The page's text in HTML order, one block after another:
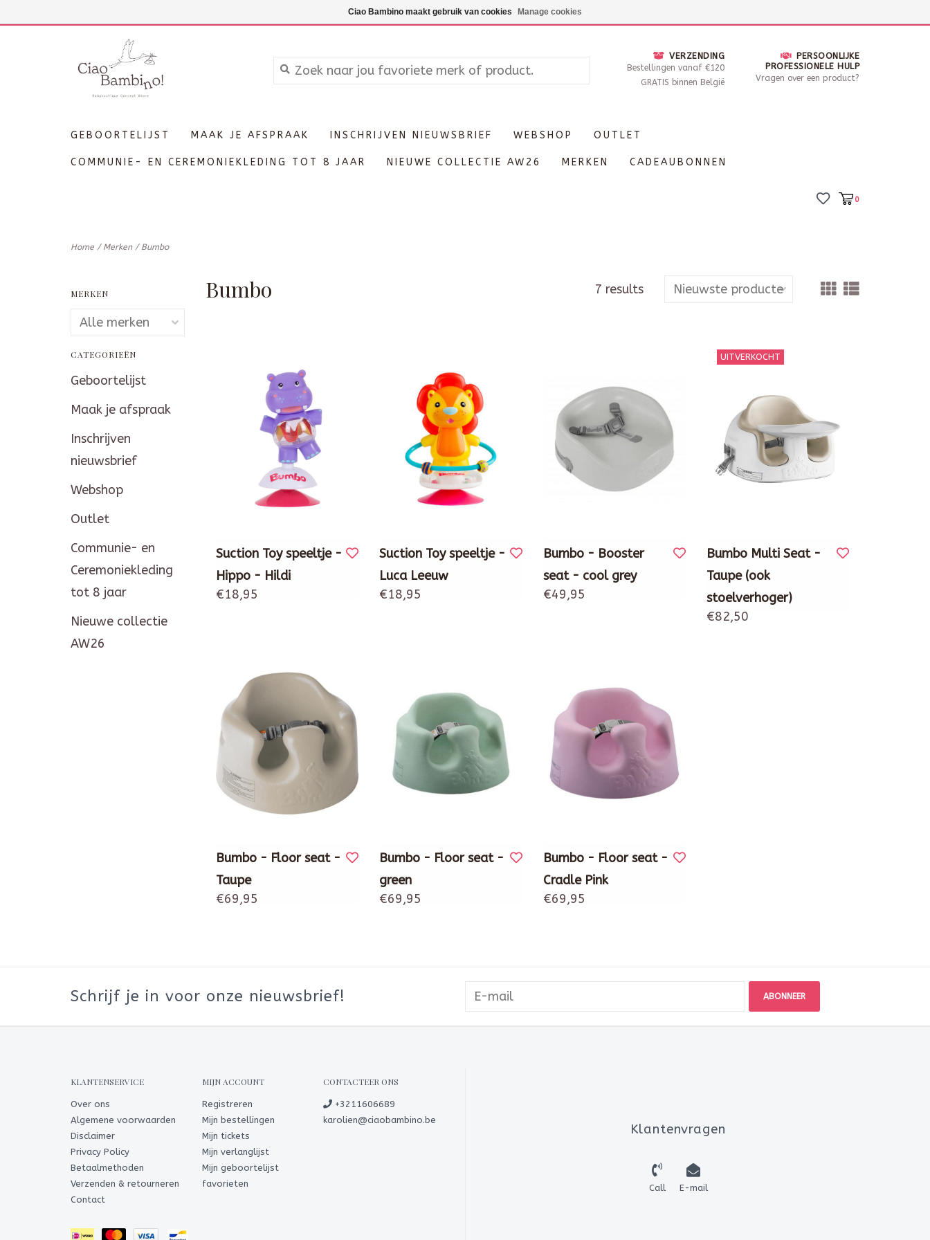
Maandag enkel op afspraak, Dinsdag - Zaterdag open van 10 - 17u30
VERZENDING
Bestellingen vanaf €120
GRATIS binnen België
PERSOONLIJKE
PROFESSIONELE HULP
Vragen over een product?
GEBOORTELIJST MAAK JE AFSPRAAK INSCHRIJVEN NIEUWSBRIEF WEBSHOP OUTLET
COMMUNIE- EN CEREMONIEKLEDING TOT 8 JAAR NIEUWE COLLECTIE AW26 MERKEN CADEAUBONNEN
0
Home / Merken/ Bumbo
MERKEN
CATEGORIEËN
Geboortelijst
Maak je afspraak
Inschrijven
nieuwsbrief
Webshop
Outlet
Communie- en
Ceremoniekleding
tot 8 jaar
Nieuwe collectie
AW26
Bumbo 7 results
Suction Toy speeltje -
Hippo - Hildi
€18,95
Suction Toy speeltje -
Luca Leeuw
€18,95
Bumbo - Booster
seat - cool grey
€49,95
UITVERKOCHT
Bumbo Multi Seat -
Taupe (ook
stoelverhoger)
€82,50
Bumbo - Floor seat -
Taupe
€69,95
Bumbo - Floor seat -
green
€69,95
Bumbo - Floor seat -
Cradle Pink
€69,95
Schrijf je in voor onze nieuwsbrief! ABONNEER
KLANTENSERVICE
Over ons
Algemene voorwaarden
Disclaimer
Privacy Policy
Betaalmethoden
Verzenden & retourneren
Contact
MIJN ACCOUNT
Registreren
Mijn bestellingen
Mijn tickets
Mijn verlanglijst
Mijn geboortelijst
favorieten
CONTACTEER ONS
+3211606689
karolien@ciaobambino.be
Klantenvragen
Call E-mail
Ciao Bambino maakt gebruik van cookies Manage cookies